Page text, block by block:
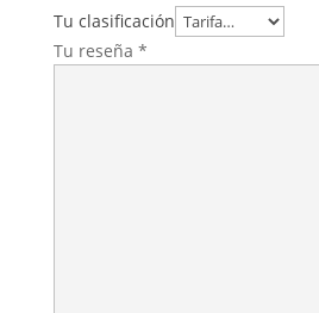
Tu clasificación
Tu reseña *